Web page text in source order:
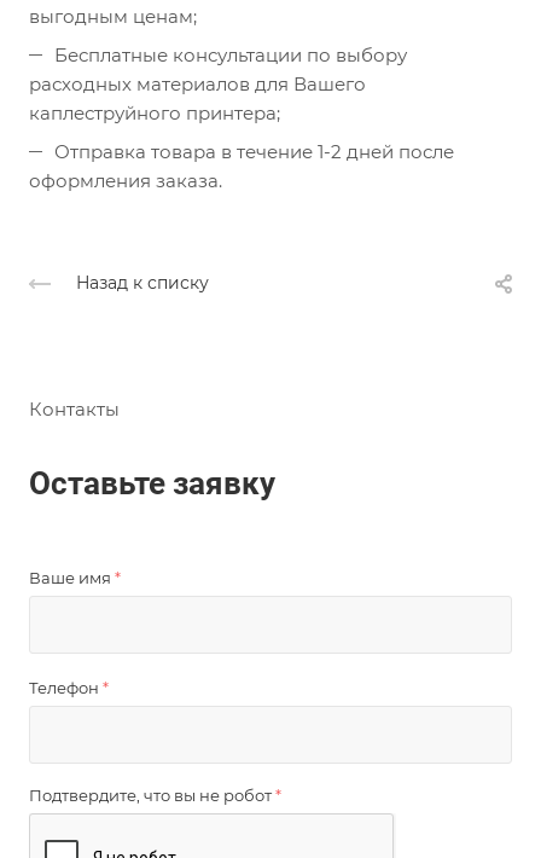
выгодным ценам;
Бесплатные консультации по выбору
расходных материалов для Вашего
каплеструйного принтера;
Отправка товара в течение 1-2 дней после
оформления заказа.
Назад к списку
Контакты
Оставьте заявку
Ваше имя *
Телефон *
Подтвердите, что вы не робот*